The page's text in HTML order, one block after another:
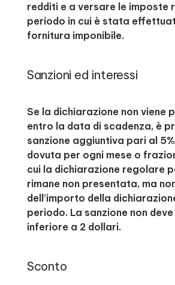
redditi e a versare le imposte
periodo in cui è stata
fornitura imponibile.
Sanzioni ed interessi
Se la dichiarazione non viene
entro la data di scadenza, è
sanzione aggiuntiva pari al
dovuta per ogni mese o
cui la dichiarazione regolare
rimane non presentata, ma
dell’importo della
periodo. La sanzione non
inferiore a 2 dollari.
Sconto